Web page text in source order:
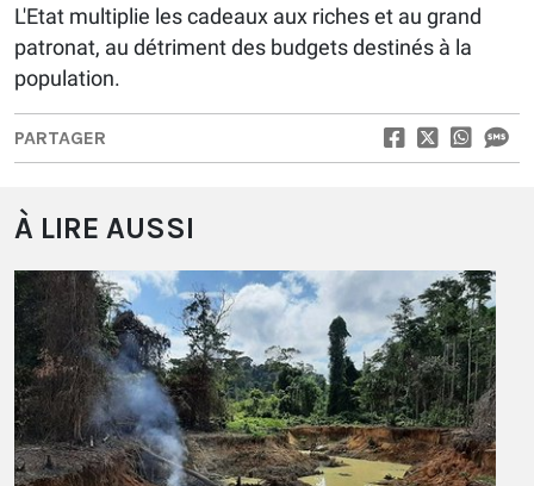
L'Etat multiplie les cadeaux aux riches et au grand
patronat, au détriment des budgets destinés à la
population.
PARTAGER
À LIRE AUSSI